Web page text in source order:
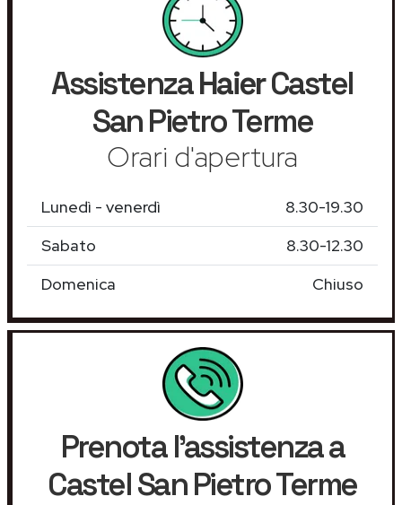
AssistenzaHaierCastel
San Pietro Terme
Orari d'apertura
Lunedì - venerdì
8.30-19.30
Sabato
8.30-12.30
Domenica
Chiuso
Prenota l'assistenza a
Castel San Pietro Terme